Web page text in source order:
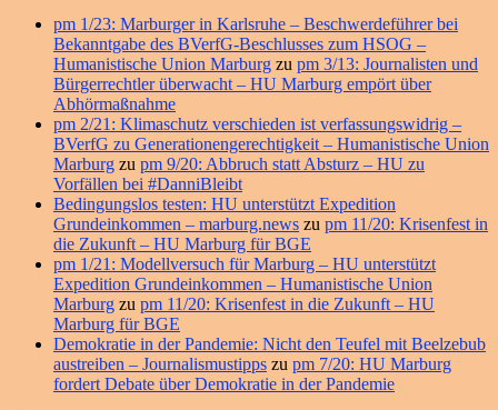
pm 1/23: Marburger in Karlsruhe – Beschwerdeführer bei
Bekanntgabe des BVerfG-Beschlusses zum HSOG –
Humanistische Union Marburg zu pm 3/13: Journalisten und
Bürgerrechtler überwacht – HU Marburg empört über
Abhörmaßnahme
pm 2/21: Klimaschutz verschieden ist verfassungswidrig –
BVerfG zu Generationengerechtigkeit – Humanistische Union
Marburg zu pm 9/20: Abbruch statt Absturz – HU zu
Vorfällen bei #DanniBleibt
Bedingungslos testen: HU unterstützt Expedition
Grundeinkommen – marburg.news zu pm 11/20: Krisenfest in
die Zukunft – HU Marburg für BGE
pm 1/21: Modellversuch für Marburg – HU unterstützt
Expedition Grundeinkommen – Humanistische Union
Marburg zu pm 11/20: Krisenfest in die Zukunft – HU
Marburg für BGE
Demokratie in der Pandemie: Nicht den Teufel mit Beelzebub
austreiben – Journalismustipps zu pm 7/20: HU Marburg
fordert Debate über Demokratie in der Pandemie